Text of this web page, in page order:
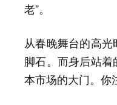
老”。
从春晚舞台的高
脚石。而身后站
本市场的大门。 你